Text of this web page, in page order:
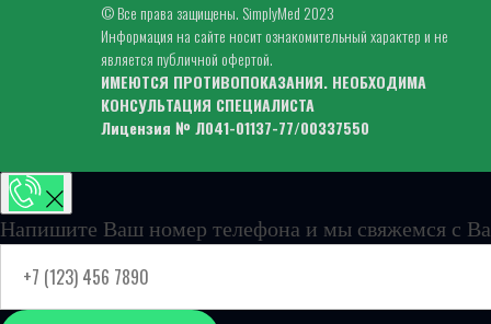
© Все права защищены. SimplyMed 2023
Информация на сайте носит ознакомительный характер и не
является публичной офертой.
ИМЕЮТСЯ ПРОТИВОПОКАЗАНИЯ. НЕОБХОДИМА
КОНСУЛЬТАЦИЯ СПЕЦИАЛИСТА
Лицензия № Л041-01137-77/00337550
Напишите Ваш номер телефона и мы свяжемся с